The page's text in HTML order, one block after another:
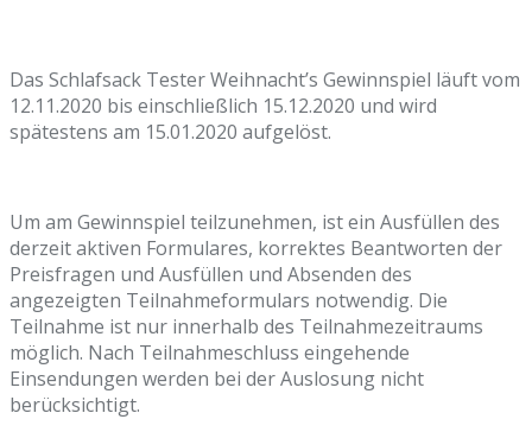
Das Schlafsack Tester Weihnacht’s Gewinnspiel läuft vom
12.11.2020 bis einschließlich 15.12.2020 und wird
spätestens am 15.01.2020 aufgelöst.
Um am Gewinnspiel teilzunehmen, ist ein Ausfüllen des
derzeit aktiven Formulares, korrektes Beantworten der
Preisfragen und Ausfüllen und Absenden des
angezeigten Teilnahmeformulars notwendig. Die
Teilnahme ist nur innerhalb des Teilnahmezeitraums
möglich. Nach Teilnahmeschluss eingehende
Einsendungen werden bei der Auslosung nicht
berücksichtigt.